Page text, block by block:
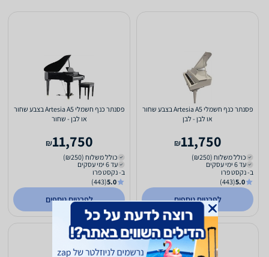
פסנתר כנף חשמלי Artesia A5 בצבע שחור
או לבן - לבן
11,750
₪
כולל משלוח (₪250)
עד 6 ימי עסקים
ב- נקסט פרו
5.0
(443)
לפרטים נוספים
פסנתר כנף חשמלי Artesia A5 בצבע שחור
או לבן - שחור
11,750
₪
כולל משלוח (₪250)
עד 6 ימי עסקים
ב- נקסט פרו
5.0
(443)
לפרטים נוספים